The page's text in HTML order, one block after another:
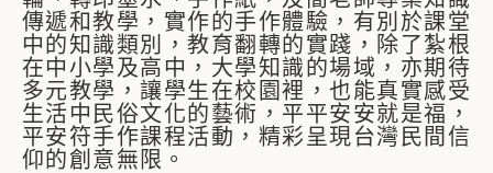
傳遞和教學，實作的手作體驗，有別於課堂
中的知識類別，教育翻轉的實踐，除了紮根
在中小學及高中，大學知識的場域，亦期待
多元教學，讓學生在校園裡，也能真實感受
生活中民俗文化的藝術，平平安安就是福，
平安符手作課程活動，精彩呈現台灣民間信
仰的創意無限。